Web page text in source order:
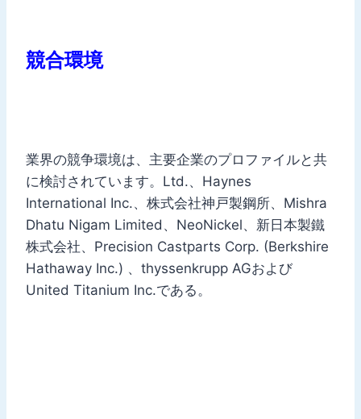
競合環境
業界の競争環境は、主要企業のプロファイルと共
に検討されています。Ltd.、Haynes
International Inc.、株式会社神戸製鋼所、Mishra
Dhatu Nigam Limited、NeoNickel、新日本製鐵
株式会社、Precision Castparts Corp. (Berkshire
Hathaway Inc.) 、thyssenkrupp AGおよび
United Titanium Inc.である。